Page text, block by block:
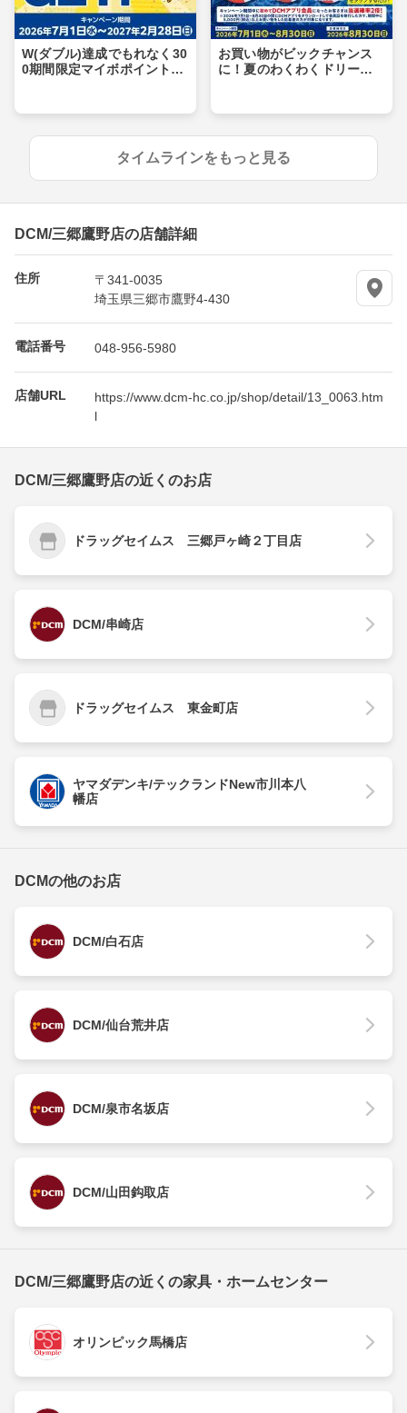
W(ダブル)達成でもれなく30
0期間限定マイボポイントG
お買い物がビックチャンス
に！夏のわくわくドリーム
タイムラインをもっと見る
DCM/三郷鷹野店の店舗詳細
住所
〒341-0035
埼玉県三郷市鷹野4-430
電話番号 048-956-5980
店舗URL
https://www.dcm-hc.co.jp/shop/detail/13_0063.htm
l
DCM/三郷鷹野店の近くのお店
ドラッグセイムス 三郷戸ヶ崎２丁目店
DCM/串崎店
ドラッグセイムス 東金町店
ヤマダデンキ/テックランドNew市川本八
幡店
DCMの他のお店
DCM/白石店
DCM/仙台荒井店
DCM/泉市名坂店
DCM/山田鈎取店
DCM/三郷鷹野店の近くの家具・ホームセンター
オリンピック馬橋店